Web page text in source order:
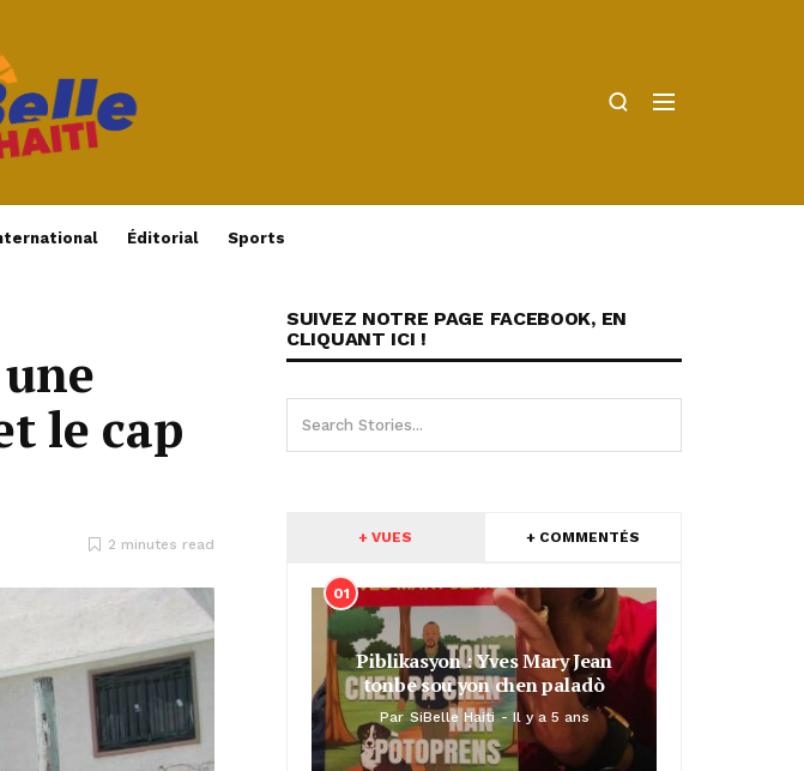
Éditorial Sports
le cap
2 minutes read
SUIVEZ NOTRE PAGE FACEBOOK, EN
CLIQUANT ICI !
+ VUES + COMMENTÉS
01
Piblikasyon : Yves Mary Jean
tonbe sou yon chen paladò
Par SiBelle Haiti Il y a 5 ans